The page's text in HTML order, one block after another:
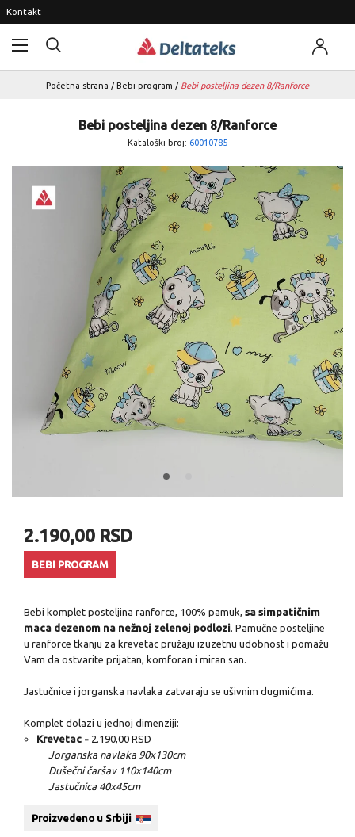
Kontakt
Početna strana / Bebi program / Bebi posteljina dezen 8/Ranforce
Bebi posteljina dezen 8/Ranforce
Kataloški broj: 60010785
2.190,00 RSD
BEBI PROGRAM
Bebi komplet posteljina ranforce, 100% pamuk,sa simpatičnim
maca dezenom na nežnoj zelenoj podlozi. Pamučne posteljine
u ranforce tkanju za krevetac pružaju izuzetnu udobnost i pomažu
Vam da ostvarite prijatan, komforan i miran san.
Jastučnice i jorganska navlaka zatvaraju se ušivnim dugmićima.
Komplet dolazi u jednoj dimenziji:
Krevetac - 2.190,00 RSD
Jorganska navlaka 90x130cm
Dušečni čaršav 110x140cm
Jastučnica 40x45cm
Proizvedeno u Srbiji